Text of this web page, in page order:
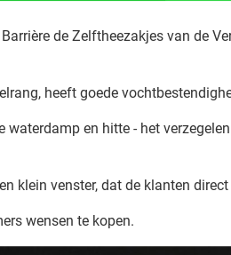
de Zelftheezakjes van de
heeft goede
en hitte - het
klein venster, dat de klanten
wensen te kopen.